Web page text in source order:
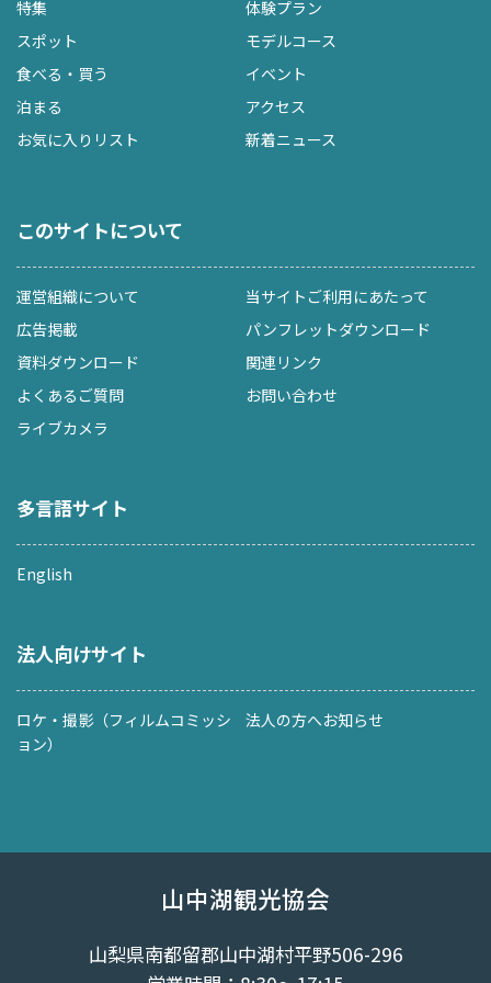
特集
体験プラン
スポット
モデルコース
食べる・買う
イベント
泊まる
アクセス
お気に入りリスト
新着ニュース
このサイトについて
運営組織について
当サイトご利用にあたって
広告掲載
パンフレットダウンロード
資料ダウンロード
関連リンク
よくあるご質問
お問い合わせ
ライブカメラ
多言語サイト
English
法人向けサイト
ロケ・撮影（フィルムコミッシ
ョン）
法人の方へお知らせ
山中湖観光協会
山梨県南都留郡山中湖村平野506-296